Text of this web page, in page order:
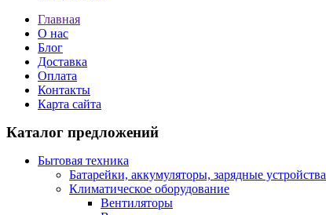
Главная
О нас
Блог
Доставка
Оплата
Контакты
Карта сайта
Каталог предложений
Бытовая техника
Батарейки, аккумуляторы, зарядные устройства
Климатическое оборудование
Вентиляторы